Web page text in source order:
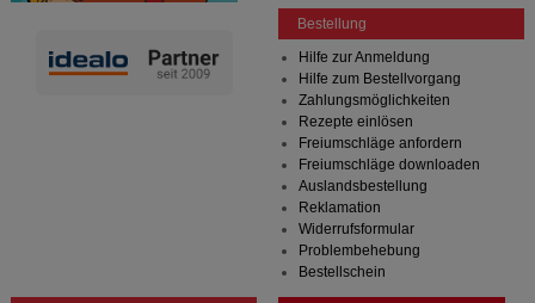
Bestellung
Hilfe zur Anmeldung
Hilfe zum Bestellvorgang
Zahlungsmöglichkeiten
Rezepte einlösen
Freiumschläge anfordern
Freiumschläge downloaden
Auslandsbestellung
Reklamation
Widerrufsformular
Problembehebung
Bestellschein